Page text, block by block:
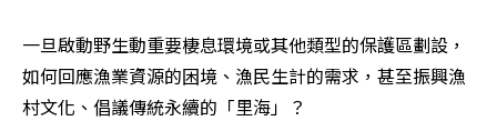
一旦啟動野生動重要棲息環境或其他類型的保護區劃設，
如何回應漁業資源的困境、漁民生計的需求，甚至振興漁
村文化、倡議傳統永續的「里海」？